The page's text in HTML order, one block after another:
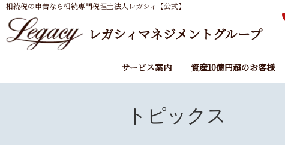
相続税の申告なら相続専門税理士法人レガシィ【公式】
レガシィマネジメントグループ
サービス案内 資産10億円超のお客様
トピックス